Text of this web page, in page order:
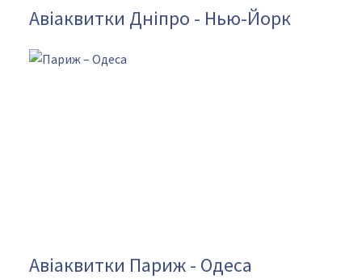
Авіаквитки Дніпро - Нью-Йорк
Авіаквитки Париж - Одеса